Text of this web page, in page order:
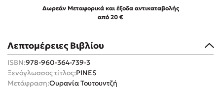
Mel Robbins
Η μέθοδος Αφήστε τους
Λεπτομέρειες Βιβλίου
ISBN:978-960-364-739-3
Ξενόγλωσσος τίτλος:PINES
Μετάφραση:Ουρανία Τουτουντζή
Δωρεάν Μεταφορικά και έξοδα αντικαταβολής
από 20 €